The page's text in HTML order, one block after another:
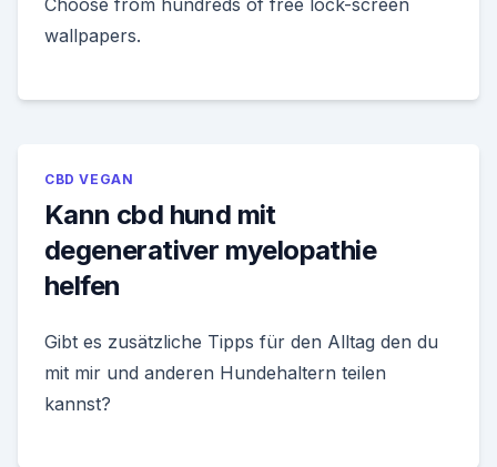
Choose from hundreds of free lock-screen
wallpapers.
CBD VEGAN
Kann cbd hund mit
degenerativer myelopathie
helfen
Gibt es zusätzliche Tipps für den Alltag den du
mit mir und anderen Hundehaltern teilen
kannst?